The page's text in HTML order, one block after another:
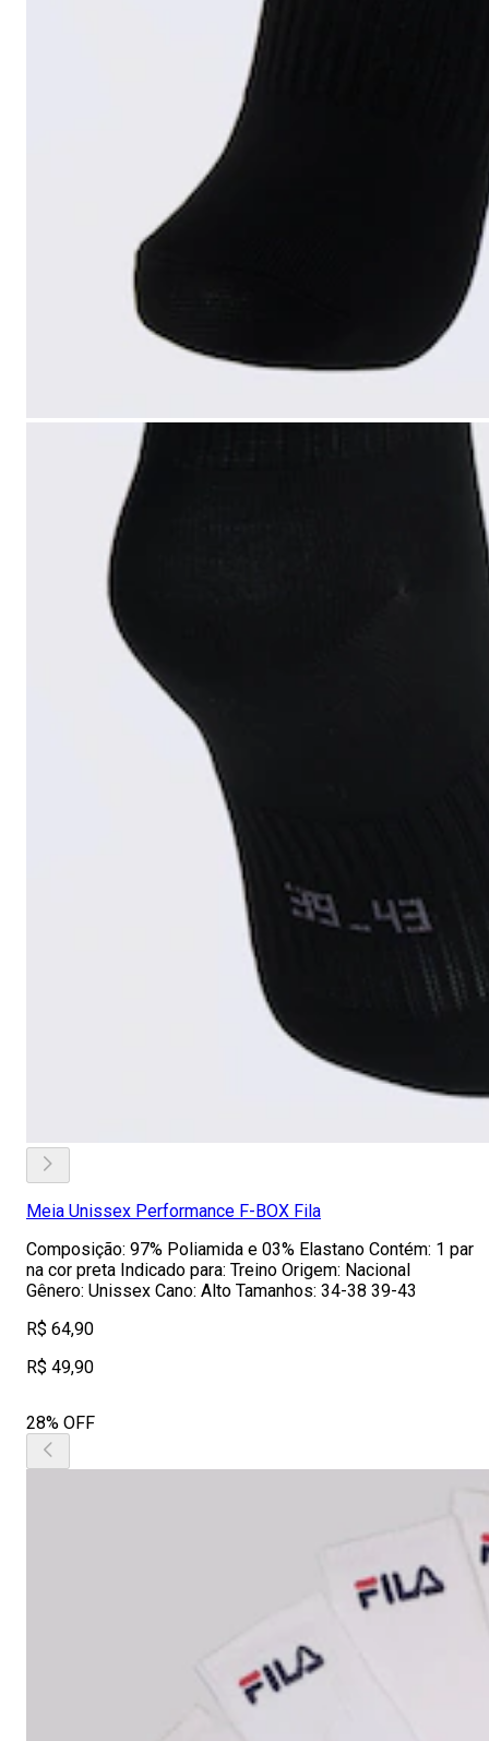
Meia Unissex Performance F-BOX Fila
Composição: 97% Poliamida e 03% Elastano Contém: 1 par
na cor preta Indicado para: Treino Origem: Nacional
Gênero: Unissex Cano: Alto Tamanhos: 34-38 39-43
R$ 64,90
R$ 49,90
28% OFF